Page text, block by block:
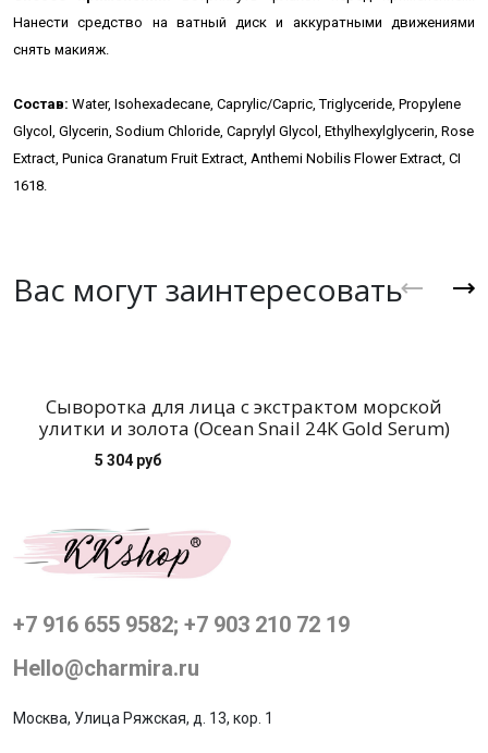
Нанести средство на ватный диск и аккуратными движениями
снять макияж.
Состав: Water, Isohexadecane, Caprylic/Capric, Triglyceride, Propylene
Glycol, Glycerin, Sodium Chloride, Caprylyl Glycol, Ethylhexylglycerin, Rose
Extract, Punica Granatum Fruit Extract, Anthemi Nobilis Flower Extract, CI
1618.
Вас могут заинтересовать
Сыворотка для лица с экстрактом морской
улитки и золота (Ocean Snail 24К Gold Serum)
5 304 руб
+7 916 655 9582; +7 903 210 72 19
Hello@charmira.ru
Москва, Улица Ряжская, д. 13, кор. 1